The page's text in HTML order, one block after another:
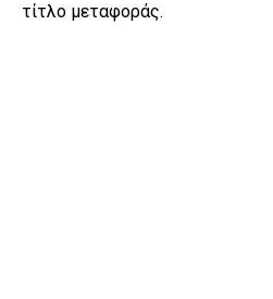
τίτλο μεταφοράς.